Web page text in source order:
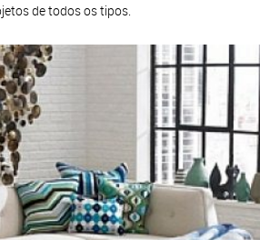
de todos os tipos.